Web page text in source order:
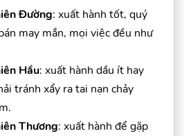
Đường: xuất hành tốt, quý
may mắn, mọi việc đều như
Hầu: xuất hành dầu ít hay
tránh xẩy ra tai nạn chảy
Thương: xuất hành để gặp